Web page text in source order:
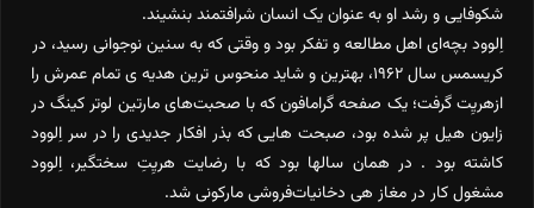
شکوفایی و رشد او به عنوان یک انسان شرافتمند بنشیند.
اِلوود بچه‌ای اهل مطالعه و تفکر بود و وقتی که به سنین نوجوانی رسید، در
کریسمس سال ۱۹۶۲، بهترین و شاید منحوس ترین هدیه ی تمام عمرش را
ازهریِت گرفت؛ یک صفحه گرامافون که با صحبت‌های مارتین لوتر کینگ در
زایون هیل پر شده بود، صبحت هایی که بذر افکار جدیدی را در سر اِلوود
کاشته بود . در همان سالها بود که با رضایت هریِتِ سختگیر، اِلوود
مشغول کار در مغاز هی دخانیات‌فروشی مارکونی شد.